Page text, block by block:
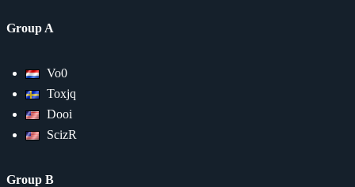
Group A
Vo0
Toxjq
Dooi
ScizR
Group B